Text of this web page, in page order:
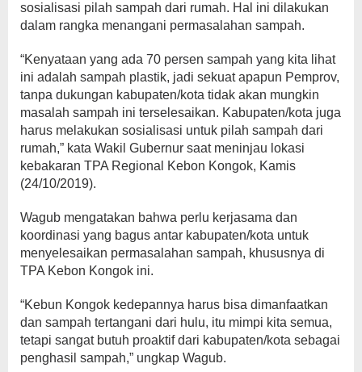
sosialisasi pilah sampah dari rumah. Hal ini dilakukan
dalam rangka menangani permasalahan sampah.
“Kenyataan yang ada 70 persen sampah yang kita lihat
ini adalah sampah plastik, jadi sekuat apapun Pemprov,
tanpa dukungan kabupaten/kota tidak akan mungkin
masalah sampah ini terselesaikan. Kabupaten/kota juga
harus melakukan sosialisasi untuk pilah sampah dari
rumah,” kata Wakil Gubernur saat meninjau lokasi
kebakaran TPA Regional Kebon Kongok, Kamis
(24/10/2019).
Wagub mengatakan bahwa perlu kerjasama dan
koordinasi yang bagus antar kabupaten/kota untuk
menyelesaikan permasalahan sampah, khususnya di
TPA Kebon Kongok ini.
“Kebun Kongok kedepannya harus bisa dimanfaatkan
dan sampah tertangani dari hulu, itu mimpi kita semua,
tetapi sangat butuh proaktif dari kabupaten/kota sebagai
penghasil sampah,” ungkap Wagub.